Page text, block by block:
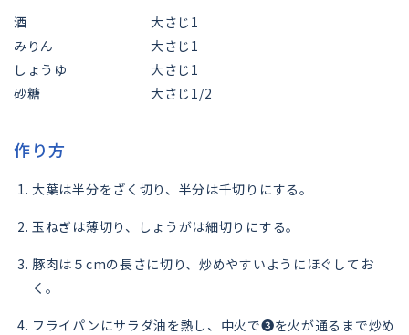
酒
大さじ1
みりん
大さじ1
しょうゆ
大さじ1
砂糖
大さじ1/2
作り方
大葉は半分をざく切り、半分は千切りにする。
玉ねぎは薄切り、しょうがは細切りにする。
豚肉は５cmの長さに切り、炒めやすいようにほぐしてお
く。
フライパンにサラダ油を熱し、中火で❸を火が通るまで炒め